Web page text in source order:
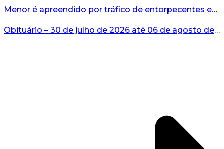
Menor é apreendido por tráfico de entorpecentes em Veranópolis...
Obituário – 30 de julho de 2026 até 06 de agosto de 2026...